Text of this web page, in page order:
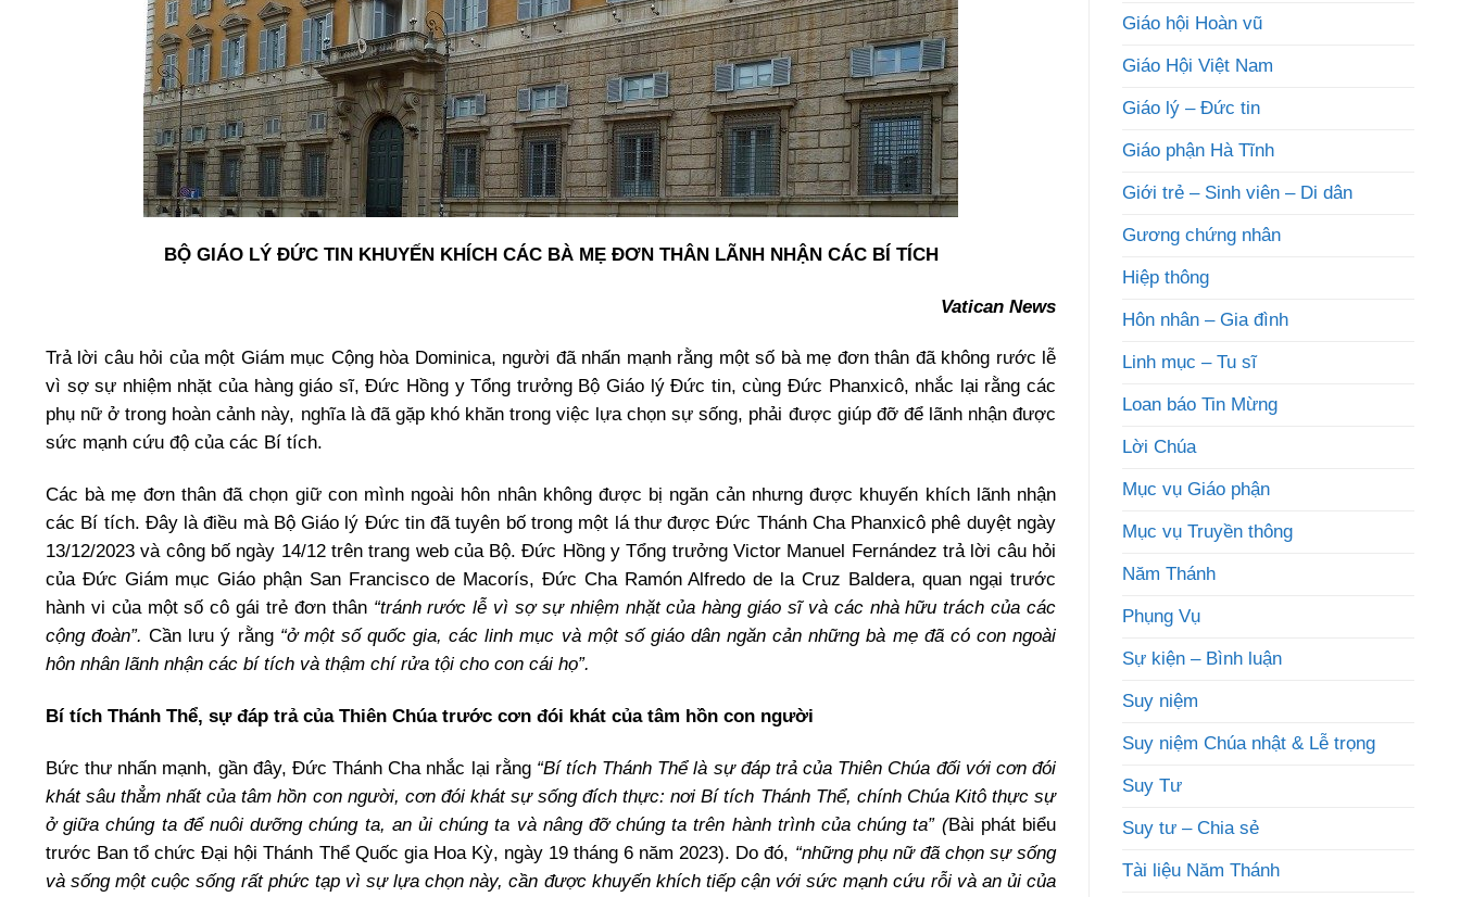
BỘ GIÁO LÝ ĐỨC TIN KHUYẾN KHÍCH CÁC BÀ MẸ ĐƠN THÂN LÃNH NHẬN CÁC BÍ TÍCH
Vatican News
Trả lời câu hỏi của một Giám mục Cộng hòa Dominica, người đã nhấn mạnh rằng một số bà mẹ đơn thân đã không rước lễ
vì sợ sự nhiệm nhặt của hàng giáo sĩ, Đức Hồng y Tổng trưởng Bộ Giáo lý Đức tin, cùng Đức Phanxicô, nhắc lại rằng các
phụ nữ ở trong hoàn cảnh này, nghĩa là đã gặp khó khăn trong việc lựa chọn sự sống, phải được giúp đỡ để lãnh nhận được
sức mạnh cứu độ của các Bí tích.
Các bà mẹ đơn thân đã chọn giữ con mình ngoài hôn nhân không được bị ngăn cản nhưng được khuyến khích lãnh nhận
các Bí tích. Đây là điều mà Bộ Giáo lý Đức tin đã tuyên bố trong một lá thư được Đức Thánh Cha Phanxicô phê duyệt ngày
13/12/2023 và công bố ngày 14/12 trên trang web của Bộ. Đức Hồng y Tổng trưởng Victor Manuel Fernández trả lời câu hỏi
của Đức Giám mục Giáo phận San Francisco de Macorís, Đức Cha Ramón Alfredo de la Cruz Baldera, quan ngại trước
hành vi của một số cô gái trẻ đơn thân “tránh rước lễ vì sợ sự nhiệm nhặt của hàng giáo sĩ và các nhà hữu trách của các
cộng đoàn”.Cần lưu ý rằng “ở một số quốc gia, các linh mục và một số giáo dân ngăn cản những bà mẹ đã có con ngoài
hôn nhân lãnh nhận các bí tích và thậm chí rửa tội cho con cái họ”.
Bí tích Thánh Thể, sự đáp trả của Thiên Chúa trước cơn đói khát của tâm hồn con người
Bức thư nhấn mạnh, gần đây, Đức Thánh Cha nhắc lại rằng“Bí tích Thánh Thể là sự đáp trả của Thiên Chúa đối với cơn đói
khát sâu thẳm nhất của tâm hồn con người, cơn đói khát sự sống đích thực: nơi Bí tích Thánh Thể, chính Chúa Kitô thực sự
ở giữa chúng ta để nuôi dưỡng chúng ta, an ủi chúng ta và nâng đỡ chúng ta trên hành trình của chúng ta” (Bài phát biểu
trước Ban tổ chức Đại hội Thánh Thể Quốc gia Hoa Kỳ, ngày 19 tháng 6 năm 2023). Do đó, “những phụ nữ đã chọn sự sống
và sống một cuộc sống rất phức tạp vì sự lựa chọn này, cần được khuyến khích tiếp cận với sức mạnh cứu rỗi và an ủi của
Giáo hội Hoàn vũ
Giáo Hội Việt Nam
Giáo lý – Đức tin
Giáo phận Hà Tĩnh
Giới trẻ – Sinh viên – Di dân
Gương chứng nhân
Hiệp thông
Hôn nhân – Gia đình
Linh mục – Tu sĩ
Loan báo Tin Mừng
Lời Chúa
Mục vụ Giáo phận
Mục vụ Truyền thông
Năm Thánh
Phụng Vụ
Sự kiện – Bình luận
Suy niệm
Suy niệm Chúa nhật & Lễ trọng
Suy Tư
Suy tư – Chia sẻ
Tài liệu Năm Thánh